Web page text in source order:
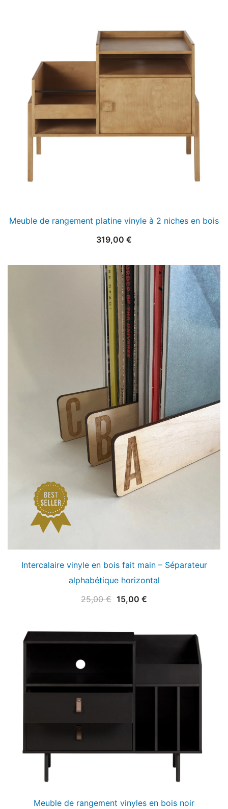
Meuble de rangement platine vinyle à 2 niches en bois
319,00 €
Intercalaire vinyle en bois fait main – Séparateur
alphabétique horizontal
25,00€ Le
15,00 €
Meuble de rangement vinyles en bois noir